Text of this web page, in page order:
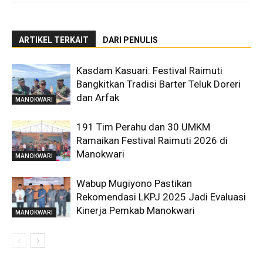
ARTIKEL TERKAIT DARI PENULIS
MANOKWARI
Kasdam Kasuari: Festival Raimuti
Bangkitkan Tradisi Barter Teluk Doreri
dan Arfak
MANOKWARI
191 Tim Perahu dan 30 UMKM
Ramaikan Festival Raimuti 2026 di
Manokwari
MANOKWARI
Wabup Mugiyono Pastikan
Rekomendasi LKPJ 2025 Jadi Evaluasi
Kinerja Pemkab Manokwari